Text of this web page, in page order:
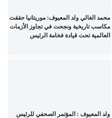
محمد الغالي ولد المعيوف: موريتانيا حققت
مكاسب تاريخية ونجحت في تجاوز الأزمات
العالمية تحت قيادة فخامة الرئيس
ولد المعيوف : المؤتمر الصحفي للرئيس